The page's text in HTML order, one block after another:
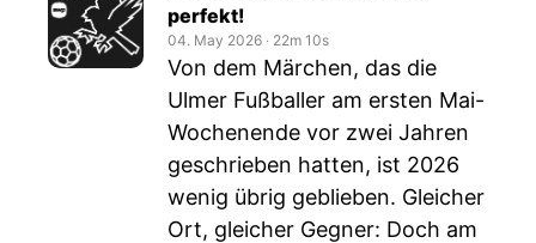
perfekt!
04. May 2026 ‧ 22m 10s
Von dem Märchen, das die
Ulmer Fußballer am ersten Mai-
Wochenende vor zwei Jahren
geschrieben hatten, ist 2026
wenig übrig geblieben. Gleicher
Ort, gleicher Gegner: Doch am